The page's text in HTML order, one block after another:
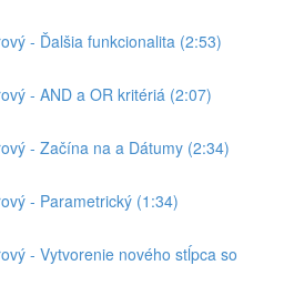
- Ďalšia funkcionalita (2:53)
- AND a OR kritériá (2:07)
- Začína na a Dátumy (2:34)
- Parametrický (1:34)
- Vytvorenie nového stĺpca so